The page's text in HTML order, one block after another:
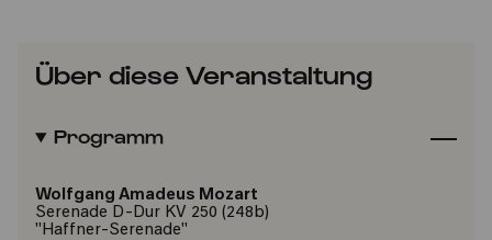
Über diese Veranstaltung
Programm
Wolfgang Amadeus Mozart
Serenade D-Dur KV 250 (248b)
"Haffner-Serenade"